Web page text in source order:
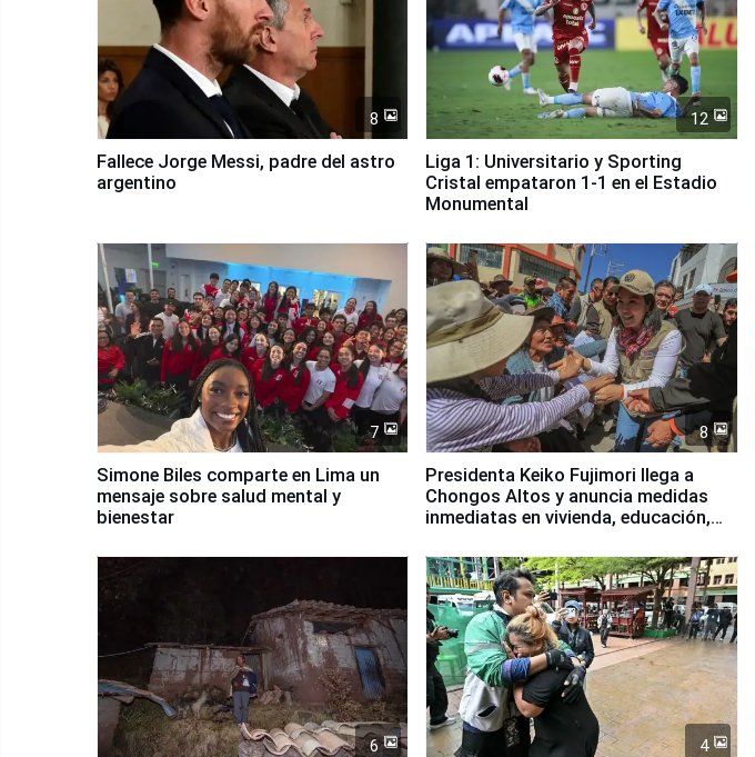
8
Fallece Jorge Messi, padre del astro
argentino
12
Liga 1: Universitario y Sporting
Cristal empataron 1-1 en el Estadio
Monumental
7
Simone Biles comparte en Lima un
mensaje sobre salud mental y
bienestar
8
Presidenta Keiko Fujimori llega a
Chongos Altos y anuncia medidas
inmediatas en vivienda, educación,
6 4